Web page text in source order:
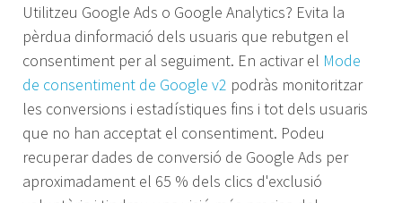
Utilitzeu Google Ads o Google Analytics? Evita la
pèrdua dinformació dels usuaris que rebutgen el
consentiment per al seguiment. En activar el Mode
de consentiment de Google v2 podràs monitoritzar
les conversions i estadístiques fins i tot dels usuaris
que no han acceptat el consentiment. Podeu
recuperar dades de conversió de Google Ads per
aproximadament el 65 % dels clics d'exclusió